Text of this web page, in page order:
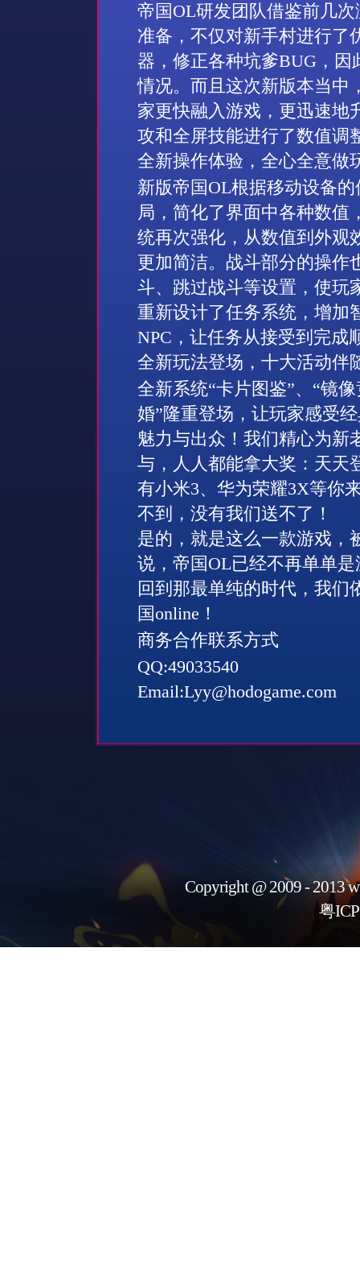
帝国OL研发团队借鉴前几
准备，不仅对新手村进行了
器，修正各种坑爹BUG，因
情况。而且这次新版本当中
家更快融入游戏，更迅速地
攻和全屏技能进行了数值调
全新操作体验，全心全意做
新版帝国OL根据移动设备
局，简化了界面中各种数值
统再次强化，从数值到外观
更加简洁。战斗部分的操作
斗、跳过战斗等设置，使玩
重新设计了任务系统，增加
NPC ，让任务从接受到完成
全新玩法登场，十大活动伴
全新系统“卡片图鉴”、“镜
婚”隆重登场，让玩家感受
魅力与出众！ 我们精心为新
与，人人都能拿大奖：天天
有小米3、华为荣耀3X等你
不到，没有我们送不了！
是的，就是这么一款游戏，
说，帝国OL已经不再单单
回到那最单纯的时代，我们
国online ！
商务合作联系方式
QQ:49033540
Email:Lyy@hodogame.com
Copyright @ 2009 - 2013
粤